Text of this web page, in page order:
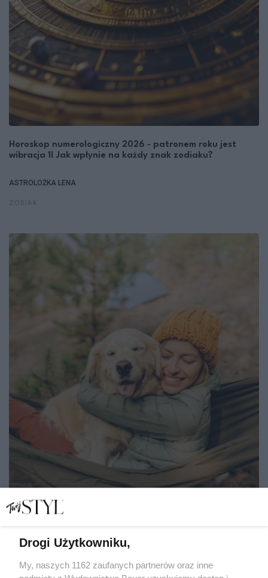
Horoskop numerologiczny 2026 - patronem roku jest
wibracja 1! Jak wpłynie na każdy znak zodiaku?
ASTROLOŻKA LENA
zodiaku. Sprawdź, co czeka cię w miłości, pracy i zdrowiu
Drogi Użytkowniku,
My, naszych 1162 zaufanych partnerów oraz inne